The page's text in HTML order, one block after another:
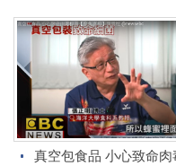
特色產品表現亮眼🎉
真空包食品 小心致命肉